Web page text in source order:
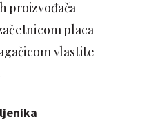
proizvođača
placa
vlastite